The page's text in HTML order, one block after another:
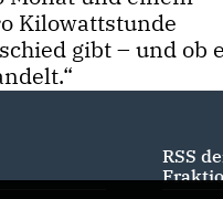
Kilowattstunde
gibt – und ob
RSS